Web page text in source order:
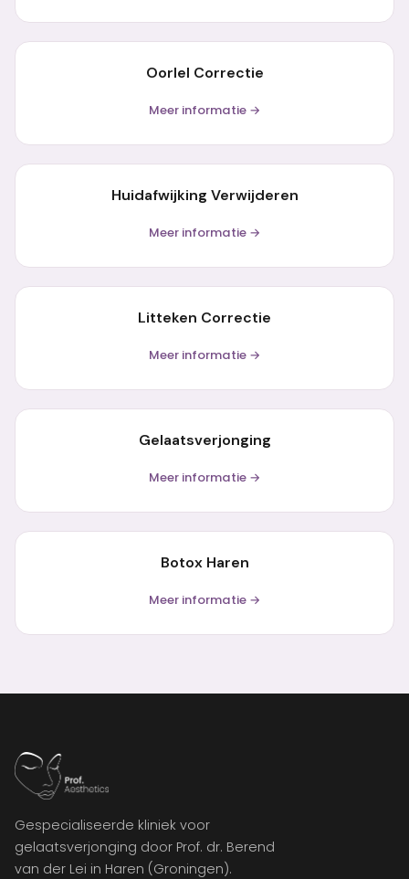
Oorlel Correctie
Meer informatie →
Huidafwijking Verwijderen
Meer informatie →
Litteken Correctie
Meer informatie →
Gelaatsverjonging
Meer informatie →
Botox Haren
Meer informatie →
Gespecialiseerde kliniek voor
gelaatsverjonging door Prof. dr. Berend
van der Lei in Haren (Groningen).